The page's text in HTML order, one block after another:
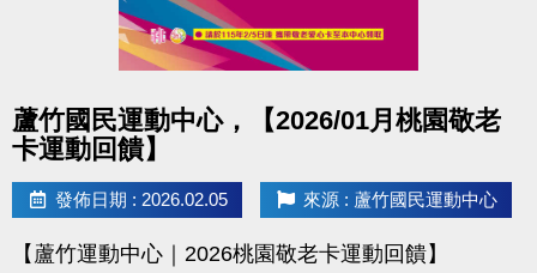
蘆竹國民運動中心，【2026/01月桃園敬老
卡運動回饋】
發佈日期 : 2026.02.05 來源 : 蘆竹國民運動中心
【蘆竹運動中心｜2026桃園敬老卡運動回饋】